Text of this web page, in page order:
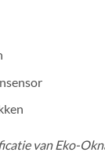
van Eko-